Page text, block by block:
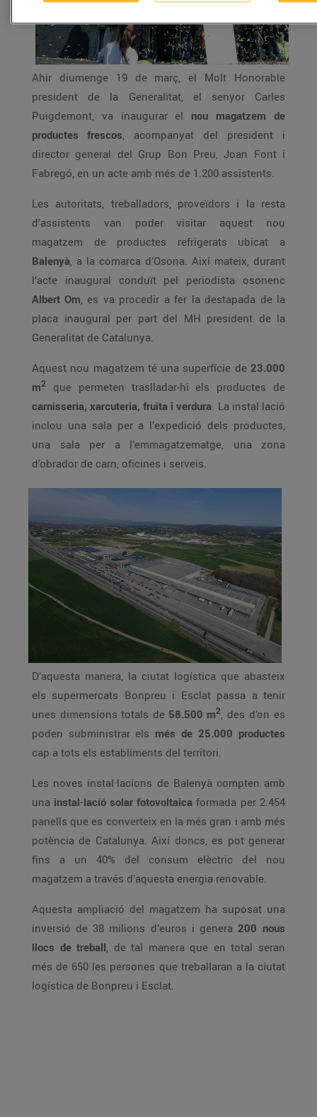
Ahir diumenge 19 de març, el Molt Honorable
president de la Generalitat, el senyor Carles
Puigdemont, va inaugurar el nou magatzem de
productes frescos, acompanyat del president i
director general del Grup Bon Preu, Joan Font i
Fabregó, en un acte amb més de 1.200 assistents.
Les autoritats, treballadors, proveïdors i la resta
d’assistents van poder visitar aquest nou
magatzem de productes refrigerats ubicat a
Balenyà, a la comarca d’Osona. Així mateix, durant
l’acte inaugural conduït pel periodista osonenc
Albert Om, es va procedir a fer la destapada de la
placa inaugural per part del MH president de la
Generalitat de Catalunya.
Aquest nou magatzem té una superfície de 23.000
m2
que permeten traslladar-hi els productes de
carnisseria, xarcuteria, fruita i verdura. La instal·lació
inclou una sala per a l’expedició dels productes,
una sala per a l’emmagatzematge, una zona
d’obrador de carn, oficines i serveis.
D’aquesta manera, la ciutat logística que abasteix
els supermercats Bonpreu i Esclat passa a tenir
unes dimensions totals de 58.500 m2, des d’on es
poden subministrar els més de 25.000 productes
cap a tots els establiments del territori.
Les noves instal·lacions de Balenyà compten amb
una instal·lació solar fotovoltaica formada per 2.454
panells que es converteix en la més gran i amb més
potència de Catalunya. Així doncs, es pot generar
fins a un 40% del consum elèctric del nou
magatzem a través d’aquesta energia renovable.
Aquesta ampliació del magatzem ha suposat una
inversió de 38 milions d’euros i genera 200 nous
llocs de treball, de tal manera que en total seran
més de 650 les persones que treballaran a la ciutat
logística de Bonpreu i Esclat.